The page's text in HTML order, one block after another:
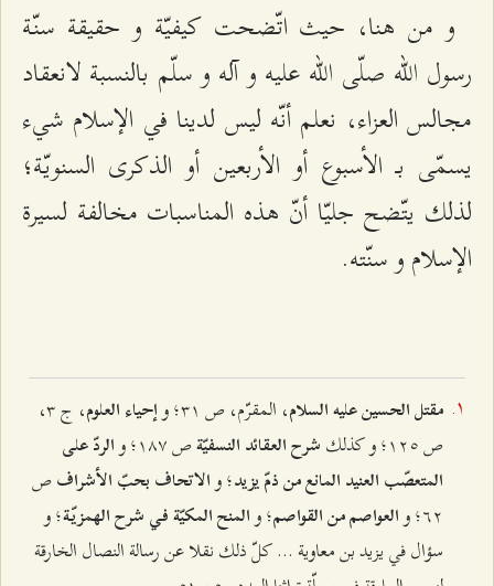
و من هنا، حيث اتّضحت كيفيّة و حقيقة سنّة
رسول اللّه صلّى الله عليه و آله و سلّم بالنسبة لانعقاد
مجالس العزاء، نعلم أنّه ليس لدينا في الإسلام شي‌ء
يسمّى بـ الأسبوع أو الأربعين أو الذكرى السنويّة؛
لذلك يتّضح جليّا أنّ هذه المناسبات مخالفة لسيرة
الإسلام و سنّته.
مقتل الحسين عليه السلام، المقرّم، ص ٣۱؛ و إحياء العلوم
، ج ٣،
ص ۱٢٥؛ و كذلك
شرح العقائد النسفيّةص ۱۸۷؛ و
الردّ على
المتعصّب العنيد المانع من ذمّ يزيد؛ والاتحاف بحبّ الأشرافص
٦٢؛ و
العواصم من القواصم؛ والمنح المكيّة في شرح الهمزيّة؛ و
سؤال في يزيد بن معاوية ... كلّ ذلك نقلا عن رسالة النصال الخارقة